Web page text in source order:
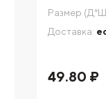
Размер
Доставка:
49.80 ₽